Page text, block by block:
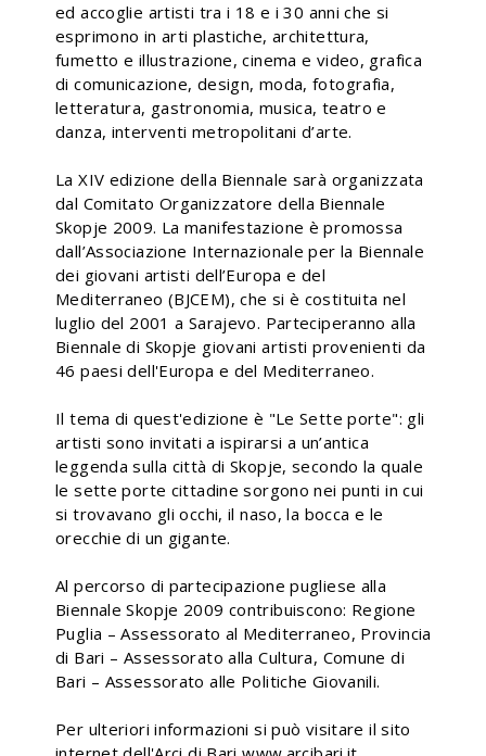
ed accoglie artisti tra i 18 e i 30 anni che si
esprimono in arti plastiche, architettura,
fumetto e illustrazione, cinema e video, grafica
di comunicazione, design, moda, fotografia,
letteratura, gastronomia, musica, teatro e
danza, interventi metropolitani d’arte.
La XIV edizione della Biennale sarà organizzata
dal Comitato Organizzatore della Biennale
Skopje 2009. La manifestazione è promossa
dall’Associazione Internazionale per la Biennale
dei giovani artisti dell’Europa e del
Mediterraneo (BJCEM), che si è costituita nel
luglio del 2001 a Sarajevo. Parteciperanno alla
Biennale di Skopje giovani artisti provenienti da
46 paesi dell'Europa e del Mediterraneo.
Il tema di quest'edizione è "Le Sette porte": gli
artisti sono invitati a ispirarsi a un’antica
leggenda sulla città di Skopje, secondo la quale
le sette porte cittadine sorgono nei punti in cui
si trovavano gli occhi, il naso, la bocca e le
orecchie di un gigante.
Al percorso di partecipazione pugliese alla
Biennale Skopje 2009 contribuiscono: Regione
Puglia – Assessorato al Mediterraneo, Provincia
di Bari – Assessorato alla Cultura, Comune di
Bari – Assessorato alle Politiche Giovanili.
Per ulteriori informazioni si può visitare il sito